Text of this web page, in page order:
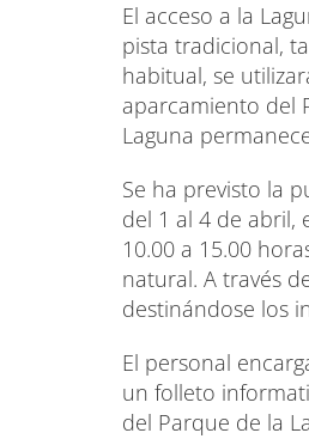
El acceso a la
pista tradicional,
habitual, se
aparcamiento del
Laguna
Se ha previsto la
del 1 al 4 de abril,
10.00 a 15.00
natural. A través
destinándose los
El personal
un folleto
del Parque de la